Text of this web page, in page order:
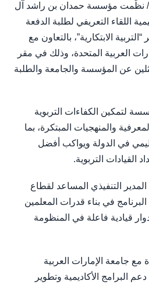
/ وام / نظّمت مؤسسة حمدان بن راشد آل
اللقاء التعريفي لطلبة الدفعة
الابتكارية”، بالتعاون مع
العربية المتحدة، وذلك في مقر
عن المؤسسة والجامعة والطلبة
لتمكين الكفاءات التربوية
والمنهجيات المبتكرة، بما
في الدولة ويواكب أفضل
القيادات التربوية.
التنفيذي المساعد لقطاع
في بناء قدرات المعلمين
قيادية فاعلة في المنظومة
مع جامعة الإمارات العربية
البرامج الأكاديمية وتطوير